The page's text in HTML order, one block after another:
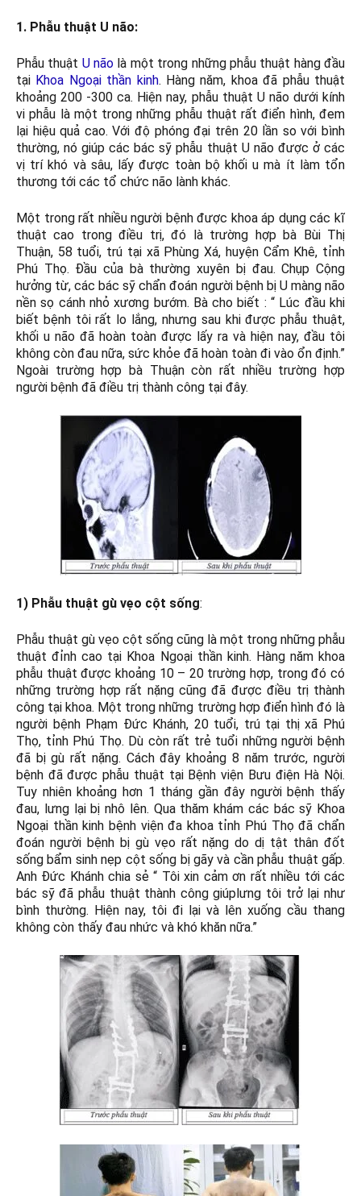
1. Phẫu thuật U não:
Phẫu thuật U não là một trong những phẫu thuật hàng đầu
tại Khoa Ngoại thần kinh. Hàng năm, khoa đã phẫu thuật
khoảng 200 -300 ca. Hiện nay, phẫu thuật U não dưới kính
vi phẫu là một trong những phẫu thuật rất điển hình, đem
lại hiệu quả cao. Với độ phóng đại trên 20 lần so với bình
thường, nó giúp các bác sỹ phẫu thuật U não được ở các
vị trí khó và sâu, lấy được toàn bộ khối u mà ít làm tổn
thương tới các tổ chức não lành khác.
Một trong rất nhiều người bệnh được khoa áp dụng các kĩ
thuật cao trong điều trị, đó là trường hợp bà Bùi Thị
Thuận, 58 tuổi, trú tại xã Phùng Xá, huyện Cẩm Khê, tỉnh
Phú Thọ. Đầu của bà thường xuyên bị đau. Chụp Cộng
hưởng từ, các bác sỹ chẩn đoán người bệnh bị U màng não
nền sọ cánh nhỏ xương bướm. Bà cho biết : “ Lúc đầu khi
biết bệnh tôi rất lo lắng, nhưng sau khi được phẫu thuật,
khối u não đã hoàn toàn được lấy ra và hiện nay, đầu tôi
không còn đau nữa, sức khỏe đã hoàn toàn đi vào ổn định.”
Ngoài trường hợp bà Thuận còn rất nhiều trường hợp
người bệnh đã điều trị thành công tại đây.
1) Phẫu thuật gù vẹo cột sống:
Phẫu thuật gù vẹo cột sống cũng là một trong những phẫu
thuật đỉnh cao tại Khoa Ngoại thần kinh. Hàng năm khoa
phẫu thuật được khoảng 10 – 20 trường hợp, trong đó có
những trường hợp rất nặng cũng đã được điều trị thành
công tại khoa. Một trong những trường hợp điển hình đó là
người bệnh Phạm Đức Khánh, 20 tuổi, trú tại thị xã Phú
Thọ, tỉnh Phú Thọ. Dù còn rất trẻ tuổi những người bệnh
đã bị gù rất nặng. Cách đây khoảng 8 năm trước, người
bệnh đã được phẫu thuật tại Bệnh viện Bưu điện Hà Nội.
Tuy nhiên khoảng hơn 1 tháng gần đây người bệnh thấy
đau, lưng lại bị nhô lên. Qua thăm khám các bác sỹ Khoa
Ngoại thần kinh bệnh viện đa khoa tỉnh Phú Thọ đã chẩn
đoán người bệnh bị gù vẹo rất nặng do dị tật thân đốt
sống bẩm sinh nẹp cột sống bị gãy và cần phẫu thuật gấp.
Anh Đức Khánh chia sẻ “ Tôi xin cảm ơn rất nhiều tới các
bác sỹ đã phẫu thuật thành công giúplưng tôi trở lại như
bình thường. Hiện nay, tôi đi lại và lên xuống cầu thang
không còn thấy đau nhức và khó khăn nữa.”